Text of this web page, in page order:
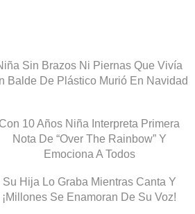
Sin Brazos Ni Piernas Que Vivía
Balde De Plástico Murió En Navidad
Con 10 Años Niña Interpreta Primera
Nota De “Over The Rainbow” Y
Emociona A Todos
Su Hija Lo Graba Mientras Canta Y
¡Millones Se Enamoran De Su Voz!